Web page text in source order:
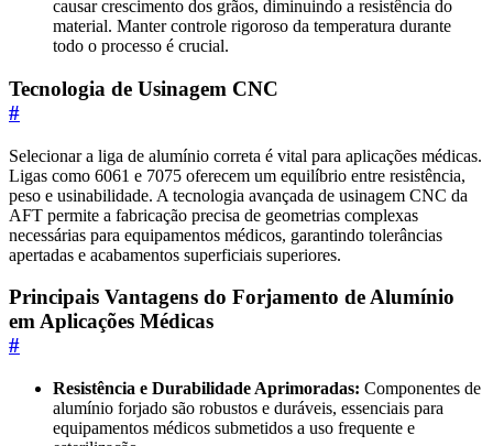
causar crescimento dos grãos, diminuindo a resistência do
material. Manter controle rigoroso da temperatura durante
todo o processo é crucial.
Tecnologia de Usinagem CNC
#
Selecionar a liga de alumínio correta é vital para aplicações médicas.
Ligas como 6061 e 7075 oferecem um equilíbrio entre resistência,
peso e usinabilidade. A tecnologia avançada de usinagem CNC da
AFT permite a fabricação precisa de geometrias complexas
necessárias para equipamentos médicos, garantindo tolerâncias
apertadas e acabamentos superficiais superiores.
Principais Vantagens do Forjamento de Alumínio
em Aplicações Médicas
#
Resistência e Durabilidade Aprimoradas: Componentes de
alumínio forjado são robustos e duráveis, essenciais para
equipamentos médicos submetidos a uso frequente e